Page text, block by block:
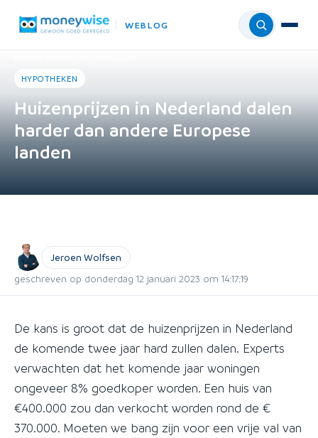
WEBLOG Menu
HYPOTHEKEN
Huizenprijzen in Nederland dalen
harder dan andere Europese
landen
Jeroen Wolfsen
geschreven op donderdag 12 januari 2023 om 14:17:19
De kans is groot dat de huizenprijzen in Nederland
de komende twee jaar hard zullen dalen. Experts
verwachten dat het komende jaar woningen
ongeveer 8% goedkoper worden. Een huis van
€400.000 zou dan verkocht worden rond de €
370.000. Moeten we bang zijn voor een vrije val van